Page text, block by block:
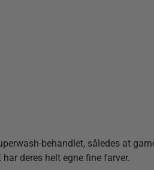
behandlet, således at
deres helt egne fine farver.